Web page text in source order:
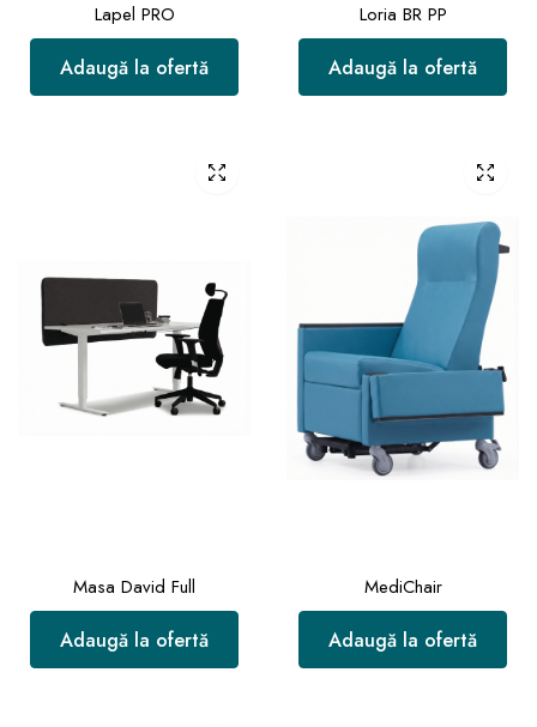
Lapel PRO
Adaugă la ofertă
Loria BR PP
Adaugă la ofertă
Masa David Full
Adaugă la ofertă
MediChair
Adaugă la ofertă